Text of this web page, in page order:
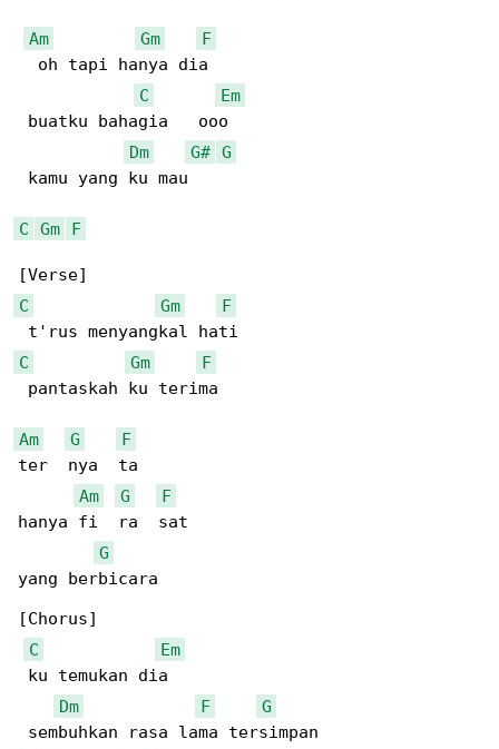
Am Gm
F
  oh tapi hanya dia
C
Em
buatku bahagia   ooo
Dm
G# G
kamu yang ku mau
C Gm F
C
Gm
F
C
Gm
F
pantaskah ku terima
Am G
F
ter  nya  ta
Am
G
F
hanya fi  ra  sat
G
yang berbicara
[Chorus]
C
Em
ku temukan dia
Dm
F
G
sembuhkan rasa lama tersimpan